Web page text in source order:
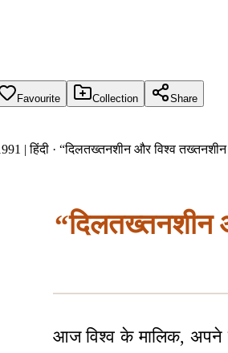
Favourite Collection Share
| हिंदी · “दिलतख्तनशीन और विश्व
आज विश्व के मालिक, अपने